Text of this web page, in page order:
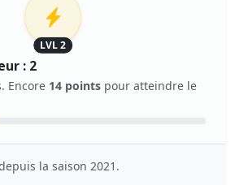
LVL 2
: 2
Encore 14 points pour atteindre le
la saison 2021.